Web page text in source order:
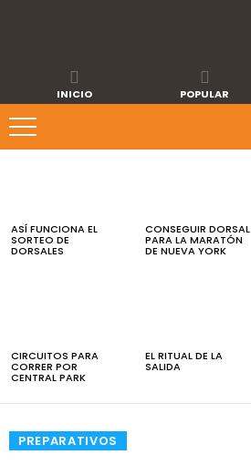
INICIO POPULAR
ASÍ FUNCIONA EL
SORTEO DE
DORSALES
CONSEGUIR DORSAL
PARA LA MARATÓN
DE NUEVA YORK
CIRCUITOS PARA
CORRER POR
CENTRAL PARK
EL RITUAL DE LA
SALIDA
​PREPARATIVOS